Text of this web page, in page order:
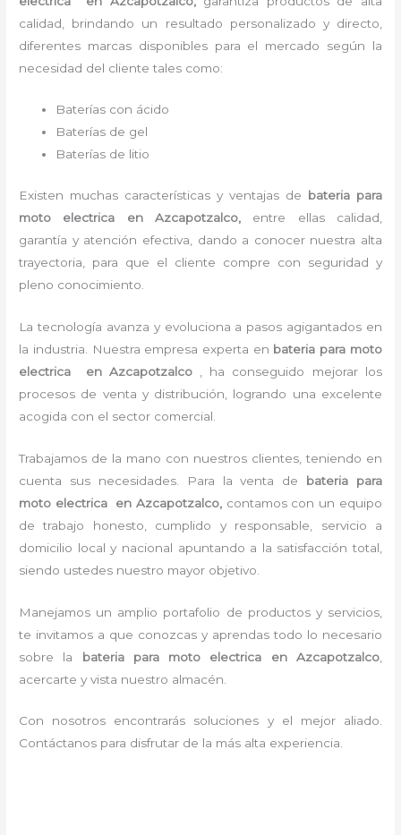
calidad, brindando un resultado personalizado y directo,
diferentes marcas disponibles para el mercado según la
necesidad del cliente tales como:
Baterías con ácido
Baterías de gel
Baterías de litio
Existen muchas características y ventajas de bateria para
moto electrica en Azcapotzalco,
entre ellas calidad,
garantía y atención efectiva, dando a conocer nuestra alta
trayectoria, para que el cliente compre con seguridad y
pleno conocimiento.
La tecnología avanza y evoluciona a pasos agigantados en
la industria. Nuestra empresa experta en bateria para moto
electrica en Azcapotzalco
, ha conseguido mejorar los
procesos de venta y distribución, logrando una excelente
acogida con el sector comercial.
Trabajamos de la mano con nuestros clientes, teniendo en
cuenta sus necesidades. Para laventa de bateria para
moto electrica en Azcapotzalco, contamos con un equipo
de trabajo honesto, cumplido y responsable, servicio a
domicilio local y nacional apuntando a la satisfacción total,
siendo ustedes nuestro mayor objetivo.
Manejamos un amplio portafolio de productos y servicios,
te invitamos a que conozcas y aprendas todo lo necesario
sobre la bateria para moto electrica en Azcapotzalco,
acercarte y vista nuestro almacén.
Con nosotros encontrarás soluciones y el mejor aliado.
Contáctanos para disfrutar de la más alta experiencia.